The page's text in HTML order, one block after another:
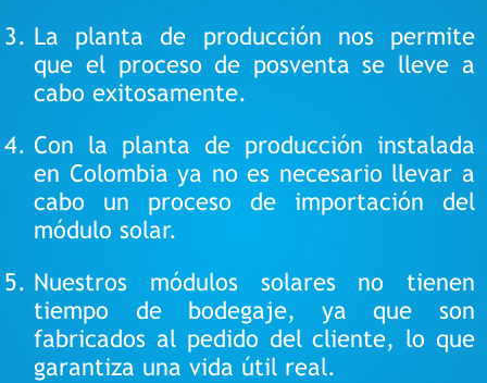
La planta de producción nos permite
que el proceso de posventa se lleve a
cabo exitosamente.
Con la planta de producción instalada
en Colombia ya no es necesario llevar a
cabo un proceso de importación del
módulo solar.
Nuestros módulos solares no tienen
tiempo de bodegaje, ya que son
fabricados al pedido del cliente, lo que
garantiza una vida útil real.